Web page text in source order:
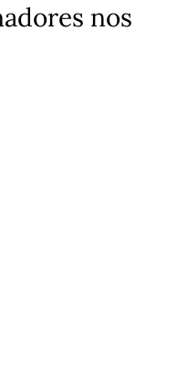
nos